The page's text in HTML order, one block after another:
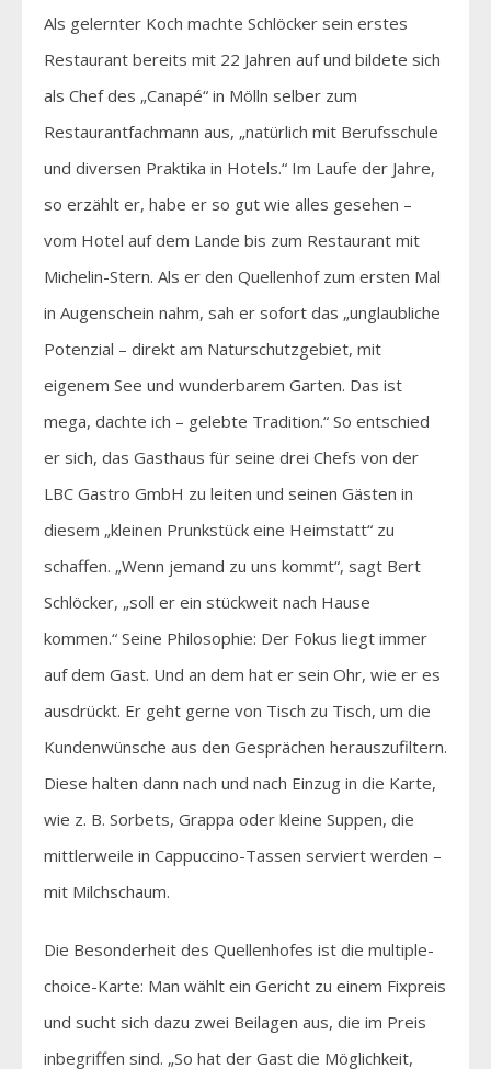
Als gelernter Koch machte Schlöcker sein erstes
Restaurant bereits mit 22 Jahren auf und bildete sich
als Chef des „Canapé“ in Mölln selber zum
Restaurantfachmann aus, „natürlich mit Berufsschule
und diversen Praktika in Hotels.“ Im Laufe der Jahre,
so erzählt er, habe er so gut wie alles gesehen –
vom Hotel auf dem Lande bis zum Restaurant mit
Michelin-Stern. Als er den Quellenhof zum ersten Mal
in Augenschein nahm, sah er sofort das „unglaubliche
Potenzial – direkt am Naturschutzgebiet, mit
eigenem See und wunderbarem Garten. Das ist
mega, dachte ich – gelebte Tradition.“ So entschied
er sich, das Gasthaus für seine drei Chefs von der
LBC Gastro GmbH zu leiten und seinen Gästen in
diesem „kleinen Prunkstück eine Heimstatt“ zu
schaffen. „Wenn jemand zu uns kommt“, sagt Bert
Schlöcker, „soll er ein stückweit nach Hause
kommen.“ Seine Philosophie: Der Fokus liegt immer
auf dem Gast. Und an dem hat er sein Ohr, wie er es
ausdrückt. Er geht gerne von Tisch zu Tisch, um die
Kundenwünsche aus den Gesprächen herauszufiltern.
Diese halten dann nach und nach Einzug in die Karte,
wie z. B. Sorbets, Grappa oder kleine Suppen, die
mittlerweile in Cappuccino-Tassen serviert werden –
mit Milchschaum.
Die Besonderheit des Quellenhofes ist die multiple-
choice-Karte: Man wählt ein Gericht zu einem Fixpreis
und sucht sich dazu zwei Beilagen aus, die im Preis
inbegriffen sind. „So hat der Gast die Möglichkeit,